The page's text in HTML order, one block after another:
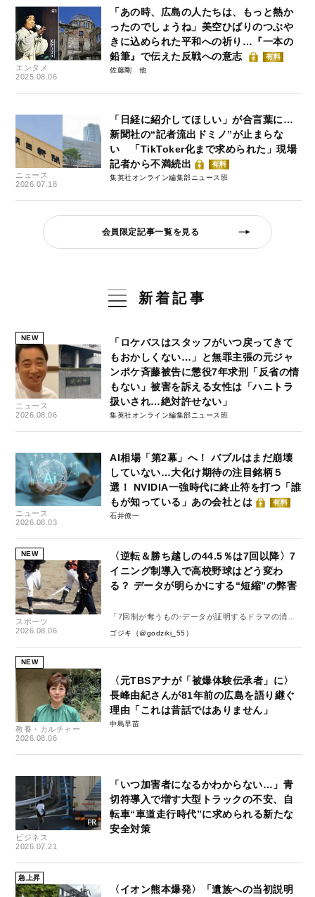
エンタメ
2025.08.06
「あの時、広島の人たちは、もっと熱か
ったのでしょうね」美空ひばりのつぶや
きに込められた平和への祈り…『一本の
鉛筆』で伝えた反戦への意志
有料
佐藤剛
ニュース
2026.07.18
「日経に紹介してほしい」が合言葉に…
新聞社の“記者流出ドミノ”が止まらな
い 「TikToker化まで求められた」現場
記者から不満続出
有料
集英社オンライン編集部ニュース班
会員限定記事一覧を見る
新着記事
NEW
ニュース
2026.08.06
「ロケバスはスタッフがいつ戻ってきて
もおかしくない…」と無罪主張の元ジャ
ンポケ斉藤被告に懲役7年求刑「反省の情
もない」被害を訴える女性は「ハニトラ
扱いされ…絶対許せない」
集英社オンライン編集部ニュース班
ニュース
2026.08.03
AI相場「第2幕」へ！ バブルはまだ崩壊
していない…大化け期待の注目銘柄５
選！ NVIDIA一強時代に終止符を打つ「誰
もが知っている」あの会社とは
有料
石井僚一
NEW
スポーツ
2026.08.06
〈逆転＆勝ち越しの44.5％は7回以降〉7
イニング制導入で高校野球はどう変わ
る？ データが明らかにする“短縮”の弊害
「7回制が奪うもの-データが証明するドラマの消
失-」
ゴジキ（@godziki_55）
NEW
教養・カルチャー
2026.08.06
〈元TBSアナが「被爆体験伝承者」に〉
長峰由紀さんが81年前の広島を語り継ぐ
理由「これは昔話ではありません」
中島早苗
ビジネス
2026.07.21
「いつ加害者になるかわからない…」青
切符導入で増す大型トラックの不安、自
転車“車道走行時代”に求められる新たな
安全対策
急上昇
〈イオン熊本爆発〉「遺族への当初説明